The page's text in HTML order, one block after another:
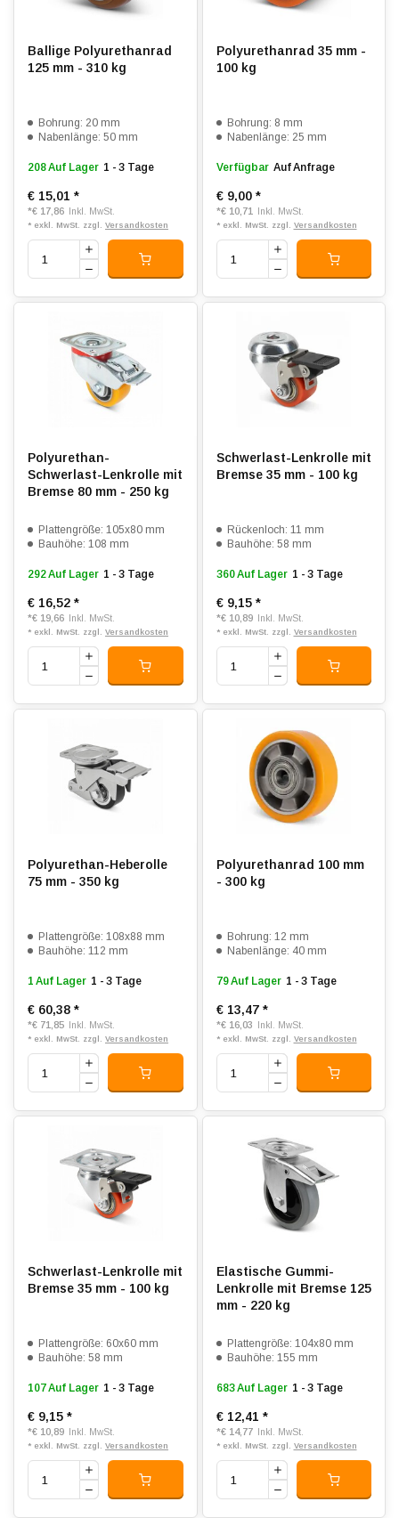
Ballige Polyurethanrad
125 mm - 310 kg
Bohrung: 20 mm
Nabenlänge: 50 mm
208 Auf Lager 1 - 3 Tage
€ 15,01 *
*€ 17,86 Inkl. MwSt.
* exkl. MwSt. zzgl. Versandkosten
Polyurethanrad 35 mm -
100 kg
Bohrung: 8 mm
Nabenlänge: 25 mm
Verfügbar Auf Anfrage
€ 9,00 *
*€ 10,71 Inkl. MwSt.
* exkl. MwSt. zzgl. Versandkosten
Polyurethan-
Schwerlast-Lenkrolle mit
Bremse 80 mm - 250 kg
Plattengröße: 105x80 mm
Bauhöhe: 108 mm
292 Auf Lager 1 - 3 Tage
€ 16,52 *
*€ 19,66 Inkl. MwSt.
* exkl. MwSt. zzgl. Versandkosten
Schwerlast-Lenkrolle mit
Bremse 35 mm - 100 kg
Rückenloch: 11 mm
Bauhöhe: 58 mm
360 Auf Lager 1 - 3 Tage
€ 9,15 *
*€ 10,89 Inkl. MwSt.
* exkl. MwSt. zzgl. Versandkosten
Polyurethan-Heberolle
75 mm - 350 kg
Plattengröße: 108x88 mm
Bauhöhe: 112 mm
1 Auf Lager 1 - 3 Tage
€ 60,38 *
*€ 71,85 Inkl. MwSt.
* exkl. MwSt. zzgl. Versandkosten
Polyurethanrad 100 mm
- 300 kg
Bohrung: 12 mm
Nabenlänge: 40 mm
79 Auf Lager 1 - 3 Tage
€ 13,47 *
*€ 16,03 Inkl. MwSt.
* exkl. MwSt. zzgl. Versandkosten
Schwerlast-Lenkrolle mit
Bremse 35 mm - 100 kg
Plattengröße: 60x60 mm
Bauhöhe: 58 mm
107 Auf Lager 1 - 3 Tage
€ 9,15 *
*€ 10,89 Inkl. MwSt.
* exkl. MwSt. zzgl. Versandkosten
Elastische Gummi-
Lenkrolle mit Bremse 125
mm - 220 kg
Plattengröße: 104x80 mm
Bauhöhe: 155 mm
683 Auf Lager 1 - 3 Tage
€ 12,41 *
*€ 14,77 Inkl. MwSt.
* exkl. MwSt. zzgl. Versandkosten